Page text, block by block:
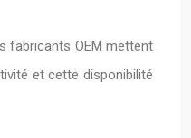
fabricants OEM mettent
et cette disponibilité